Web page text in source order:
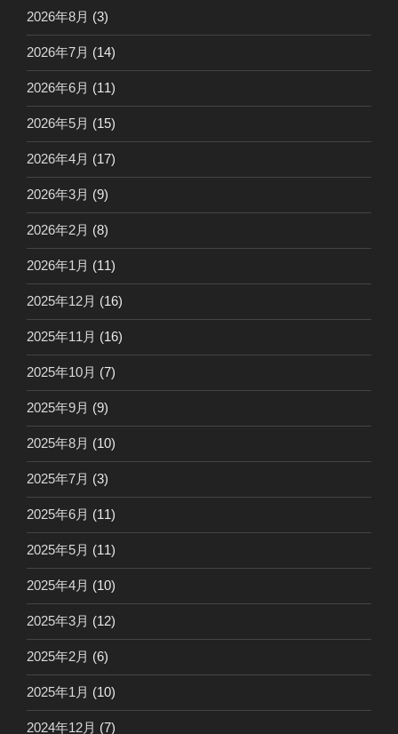
2026年8月 (3)
2026年7月 (14)
2026年6月 (11)
2026年5月 (15)
2026年4月 (17)
2026年3月 (9)
2026年2月 (8)
2026年1月 (11)
2025年12月 (16)
2025年11月 (16)
2025年10月 (7)
2025年9月 (9)
2025年8月 (10)
2025年7月 (3)
2025年6月 (11)
2025年5月 (11)
2025年4月 (10)
2025年3月 (12)
2025年2月 (6)
2025年1月 (10)
2024年12月 (7)